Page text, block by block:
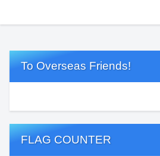
To Overseas Friends!
FLAG COUNTER